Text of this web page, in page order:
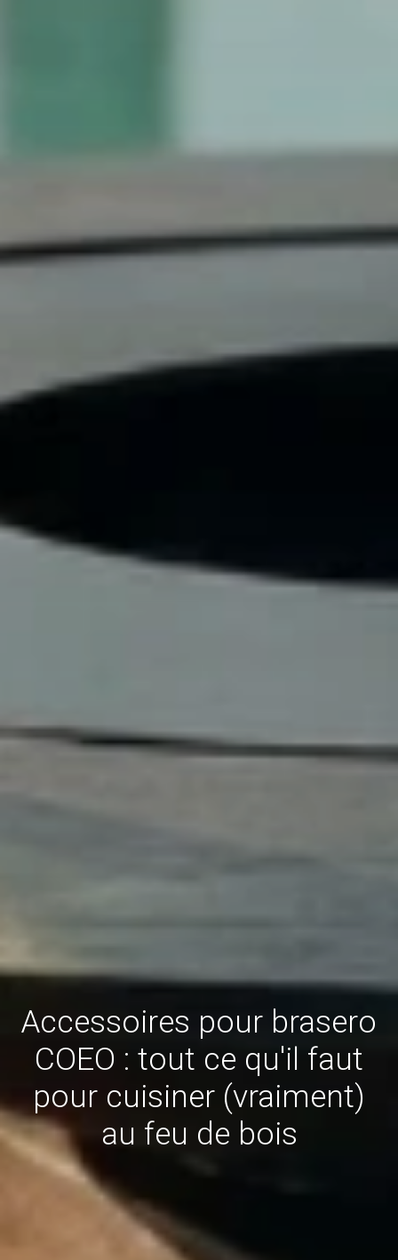
Accessoires pour brasero
COEO : tout ce qu'il faut
pour cuisiner (vraiment)
au feu de bois